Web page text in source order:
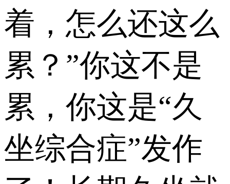
着，怎么还这么
累？”你这不是
累，你这是“久
坐综合症”发作